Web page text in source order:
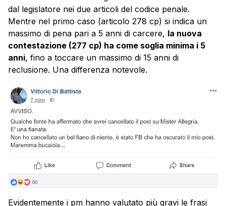
dal legislatore nei due articoli del codice penale.
Mentre nel primo caso (articolo 278 cp) si indica un
massimo di pena pari a 5 anni di carcere, la nuova
contestazione (277 cp) ha come soglia minima i 5
anni, fino a toccare un massimo di 15 anni di
reclusione. Una differenza notevole.
Evidentemente i pm hanno valutato più gravi le frasi